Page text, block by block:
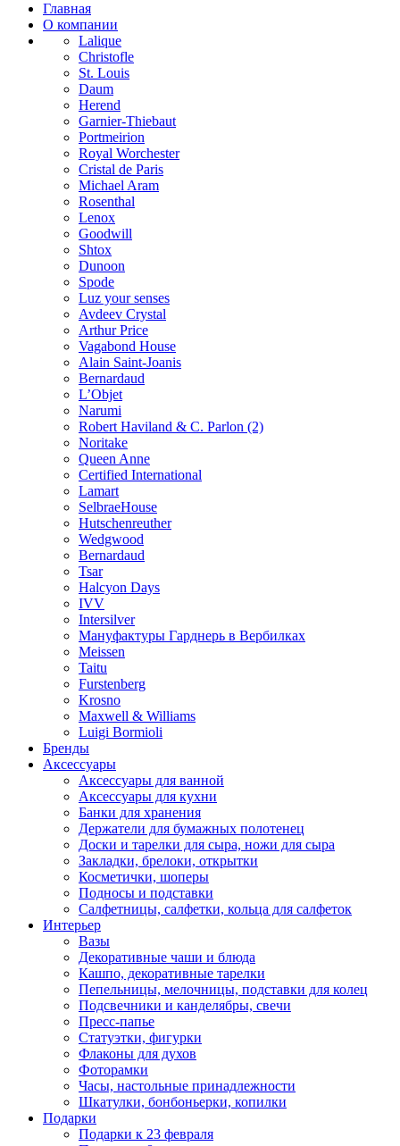
Главная
О компании
Lalique
Christofle
St. Louis
Daum
Herend
Garnier-Thiebaut
Portmeirion
Royal Worchester
Cristal de Paris
Michael Aram
Rosenthal
Lenox
Goodwill
Shtox
Dunoon
Spode
Luz your senses
Avdeev Crystal
Arthur Price
Vagabond House
Alain Saint-Joanis
Bernardaud
L’Objet
Narumi
Robert Haviland & C. Parlon (2)
Noritakе
Queen Anne
Certified International
Lamart
SelbraeHouse
Hutschenreuther
Wedgwood
Bernardaud
Tsar
Halcyon Days
IVV
Intersilver
Мануфактуры Гарднерь в Вербилках
Meissen
Taitu
Furstenberg
Krosno
Maxwell & Williams
Luigi Bormioli
Бренды
Аксессуары
Аксессуары для ванной
Аксессуары для кухни
Банки для хранения
Держатели для бумажных полотенец
Доски и тарелки для сыра, ножи для сыра
Закладки, брелоки, открытки
Косметички, шоперы
Подносы и подставки
Салфетницы, салфетки, кольца для салфеток
Интерьер
Вазы
Декоративные чаши и блюда
Кашпо, декоративные тарелки
Пепельницы, мелочницы, подставки для колец
Подсвечники и канделябры, свечи
Пресс-папье
Статуэтки, фигурки
Флаконы для духов
Фоторамки
Часы, настольные принадлежности
Шкатулки, бонбоньерки, копилки
Подарки
Подарки к 23 февраля